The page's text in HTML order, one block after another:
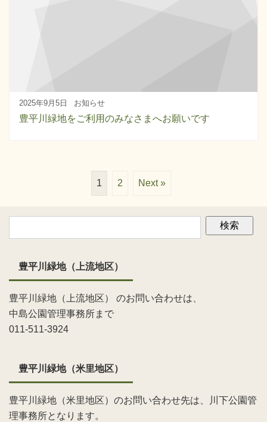
2025年9月5日 お知らせ
豊平川緑地をご利用のみなさまへお願いです
1 2 Next »
豊平川緑地（上流地区）
豊平川緑地（上流地区） のお問い合わせは、
中島公園管理事務所まで
011-511-3924
豊平川緑地（米里地区）
豊平川緑地（米里地区）のお問い合わせ先は、川下公園管
理事務所となります。